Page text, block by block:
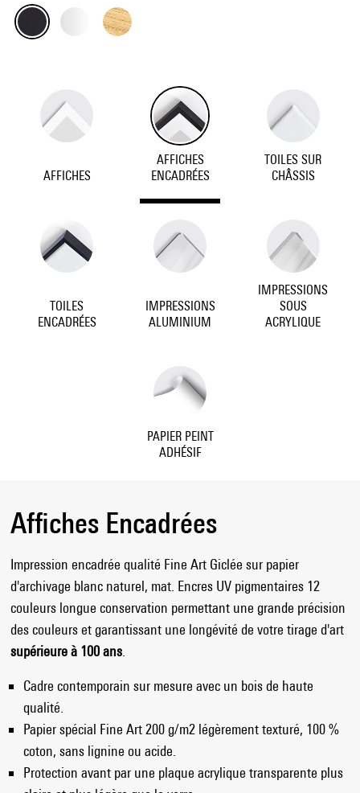
AFFICHES
AFFICHES
ENCADRÉES
TOILES SUR
CHÂSSIS
TOILES
ENCADRÉES
IMPRESSIONS
ALUMINIUM
IMPRESSIONS
SOUS
ACRYLIQUE
PAPIER PEINT
ADHÉSIF
Affiches Encadrées
Impression encadrée qualité Fine Art Giclée sur papier
d'archivage blanc naturel, mat. Encres UV pigmentaires 12
couleurs longue conservation permettant une grande précision
des couleurs et garantissant une longévité de votre tirage d'art
supérieure à 100 ans
Cadre contemporain sur mesure avec un bois de haute
qualité.
Papier spécial Fine Art 200 g/m2 légèrement texturé, 100 %
coton, sans lignine ou acide.
Protection avant par une plaque acrylique transparente plus